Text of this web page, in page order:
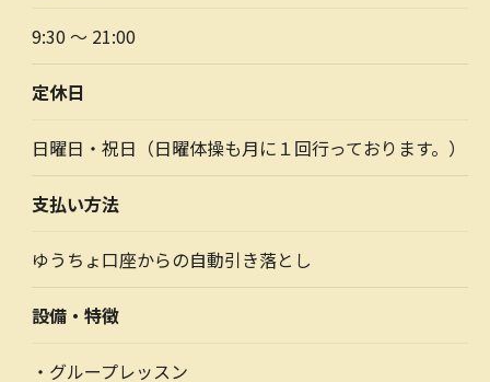
9:30 ～ 21:00
定休日
日曜日・祝日（日曜体操も月に１回行っております。）
支払い方法
ゆうちょ口座からの自動引き落とし
設備・特徴
・グループレッスン